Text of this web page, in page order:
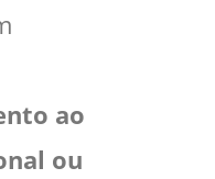
ao
ou